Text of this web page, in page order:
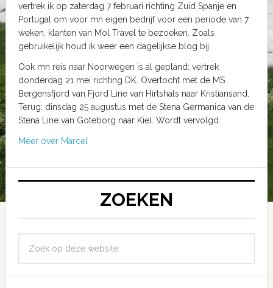
vertrek ik op zaterdag 7 februari richting Zuid Spanje en
Portugal om voor mn eigen bedrijf voor een periode van 7
weken, klanten van Mol Travel te bezoeken. Zoals
gebruikelijk houd ik weer een dagelijkse blog bij.
Ook mn reis naar Noorwegen is al gepland: vertrek
donderdag 21 mei richting DK. Overtocht met de MS
Bergensfjord van Fjord Line van Hirtshals naar Kristiansand.
Terug: dinsdag 25 augustus met de Stena Germanica van de
Stena Line van Goteborg naar Kiel. Wordt vervolgd.
Meer over Marcel
ZOEKEN